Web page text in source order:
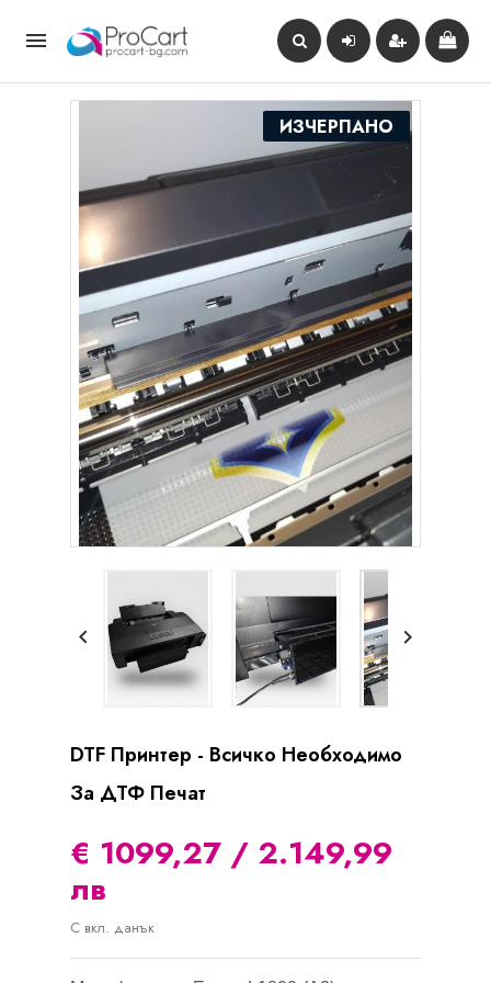

ИЗЧЕРПАНО
 
DTF Принтер - Всичко Необходимо
За ДТФ Печат
€ 1099,27 / 2.149,99
лв
С вкл. данък